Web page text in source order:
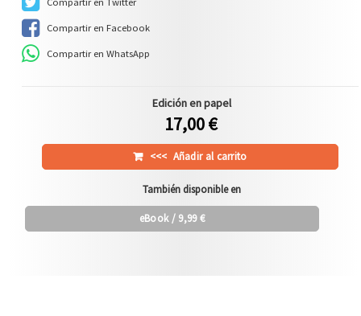
Compartir en Facebook
Compartir en WhatsApp
Edición en papel
17,00 €
<<< Añadir al carrito
También disponible en
eBook/ 9,99 €